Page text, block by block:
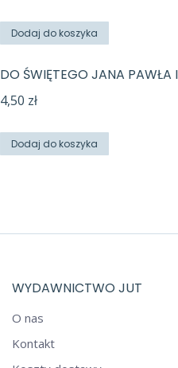
Dodaj do koszyka
DO ŚWIĘTEGO JANA PAWŁA
4,50 zł
Dodaj do koszyka
WYDAWNICTWO JUT
O nas
Kontakt